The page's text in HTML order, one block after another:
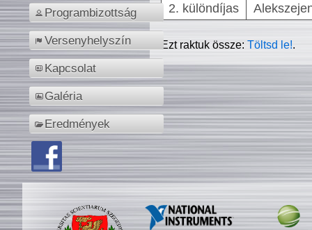
Programbizottság
Versenyhelyszín
Kapcsolat
Galéria
Eredmények
2. különdíjas
Ezt raktuk össze:Töltsd le!.